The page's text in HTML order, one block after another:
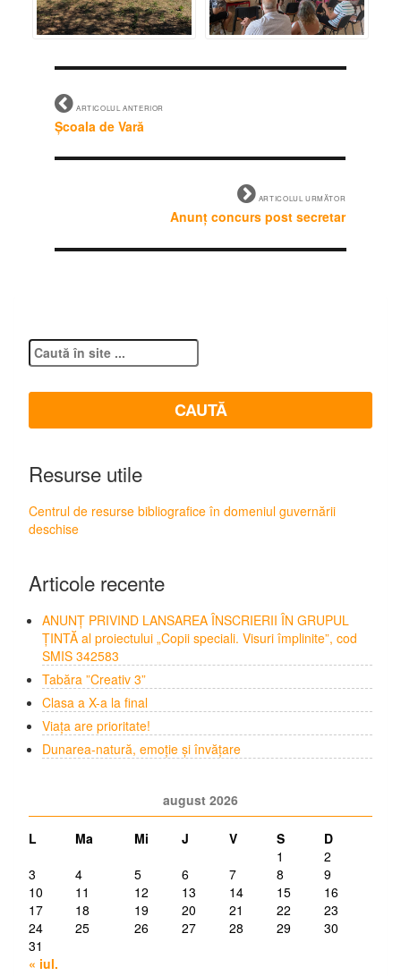
ARTICOLUL ANTERIOR
Școala de Vară
ARTICOLUL URMĂTOR
Anunț concurs post secretar
Resurse utile
Centrul de resurse bibliografice în domeniul guvernării
deschise
Articole recente
ANUNȚ PRIVIND LANSAREA ÎNSCRIERII ÎN GRUPUL
ȚINTĂ al proiectului „Copii speciali. Visuri împlinite”, cod
SMIS 342583
Tabăra ”Creativ 3”
Clasa a X-a la final
Viața are prioritate!
Dunarea-natură, emoție și învățare
august 2026
L Ma Mi J V S
D
1
2
3
4 5 6 7 8
9
10
11 12 13 14 15
16
17
18 19 20 21 22
23
24
25 26 27 28 29
30
31
« iul.